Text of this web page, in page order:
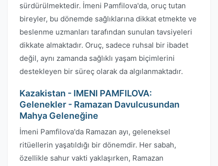
sürdürülmektedir. İmeni Pamfilova'da, oruç tutan
bireyler, bu dönemde sağlıklarına dikkat etmekte ve
beslenme uzmanları tarafından sunulan tavsiyeleri
dikkate almaktadır. Oruç, sadece ruhsal bir ibadet
değil, aynı zamanda sağlıklı yaşam biçimlerini
destekleyen bir süreç olarak da algılanmaktadır.
Kazakistan - IMENI PAMFILOVA:
Gelenekler - Ramazan Davulcusundan
Mahya Geleneğine
İmeni Pamfilova'da Ramazan ayı, geleneksel
ritüellerin yaşatıldığı bir dönemdir. Her sabah,
özellikle sahur vakti yaklaşırken, Ramazan